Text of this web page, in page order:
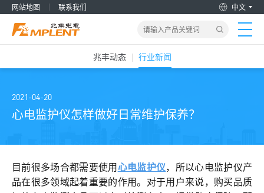
网站地图 联系我们 中文
产品&解决方案
关于我们
兆丰动态 行业新闻
2021-04-20
心电监护仪怎样做好日常维护保养？
目前很多场合都需要使用心电监护仪，所以心电监护仪产
品在很多领域起着重要的作用。对于用户来说，购买品质